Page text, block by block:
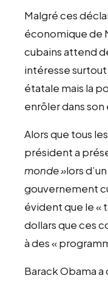
Malgré ces
économique de
cubains attend
intéresse
étatale mais la
enrôler dans
Alors que tous
président a
monde »lors
gouvernement
évident que le «
dollars que ces
à des «
Barack Obama